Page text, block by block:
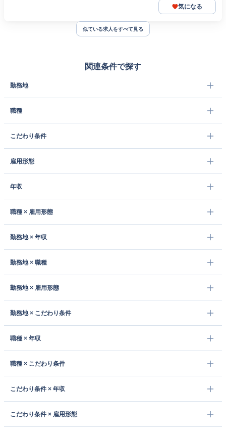
気になる
似ている求人をすべて見る
関連条件で探す
勤務地
職種
こだわり条件
雇用形態
年収
職種 × 雇用形態
勤務地 × 年収
勤務地 × 職種
勤務地 × 雇用形態
勤務地 × こだわり条件
職種 × 年収
職種 × こだわり条件
こだわり条件 × 年収
こだわり条件 × 雇用形態